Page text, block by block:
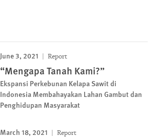
June 3, 2021 Report
“Mengapa Tanah Kami?”
Ekspansi Perkebunan Kelapa Sawit di
Indonesia Membahayakan Lahan Gambut dan
Penghidupan Masyarakat
March 18, 2021 Report